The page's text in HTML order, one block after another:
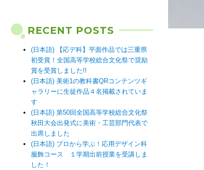
RECENT POSTS
(日本語) 【応デ科】平面作品では三重県
初受賞！全国高等学校総合文化祭で奨励
賞を受賞しました!!
(日本語) 美術1の教科書QRコンテンツギ
ャラリーに生徒作品４名掲載されていま
す
(日本語) 第50回全国高等学校総合文化祭
秋田大会出発式に美術・工芸部門代表で
出席しました
(日本語) プロから学ぶ！応用デザイン科
服飾コース １学期出前授業を受講しま
した！